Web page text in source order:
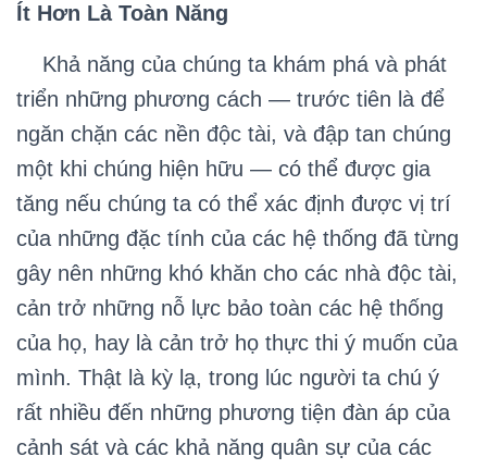
Ít Hơn Là Toàn Năng
Khả năng của chúng ta khám phá và phát
triển những phương cách — trước tiên là để
ngăn chặn các nền độc tài, và đập tan chúng
một khi chúng hiện hữu — có thể được gia
tăng nếu chúng ta có thể xác định được vị trí
của những đặc tính của các hệ thống đã từng
gây nên những khó khăn cho các nhà độc tài,
cản trở những nỗ lực bảo toàn các hệ thống
của họ, hay là cản trở họ thực thi ý muốn của
mình. Thật là kỳ lạ, trong lúc người ta chú ý
rất nhiều đến những phương tiện đàn áp của
cảnh sát và các khả năng quân sự của các